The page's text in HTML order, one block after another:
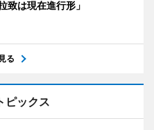
致は現在進行形」
る
ピックス